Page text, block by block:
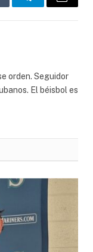
TelegramEmail
orden. Seguidor
El béisbol es